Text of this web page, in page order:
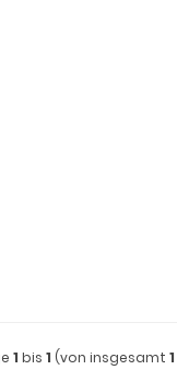
1 bis 1 (von insgesamt 1